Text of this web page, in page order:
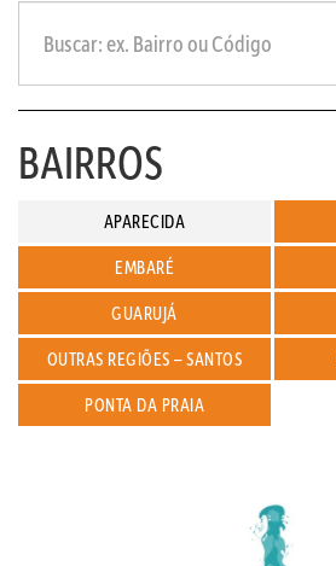
BAIRROS
APARECIDA
EMBARÉ
GUARUJÁ
OUTRAS REGIÕES – SANTOS
PONTA DA PRAIA